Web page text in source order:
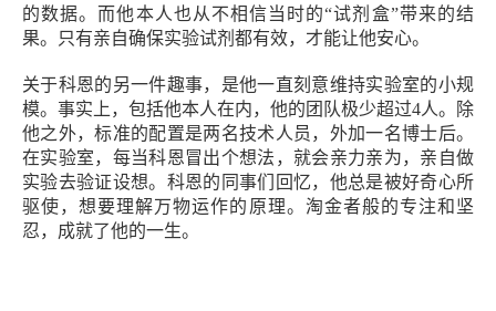
的数据。而他本人也从不相信当时的“试剂盒”带来的结
果。只有亲自确保实验试剂都有效，才能让他安心。
关于科恩的另一件趣事，是他一直刻意维持实验室的小规
模。事实上，包括他本人在内，他的团队极少超过4人。除
他之外，标准的配置是两名技术人员，外加一名博士后。
在实验室，每当科恩冒出个想法，就会亲力亲为，亲自做
实验去验证设想。科恩的同事们回忆，他总是被好奇心所
驱使，想要理解万物运作的原理。淘金者般的专注和坚
忍，成就了他的一生。